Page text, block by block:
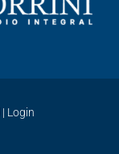
| Login